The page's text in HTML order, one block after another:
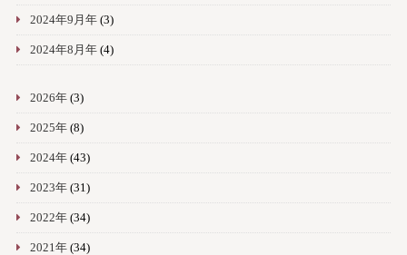
2024年9月年(3)
2024年8月年(4)
2026年(3)
2025年(8)
2024年(43)
2023年(31)
2022年(34)
2021年(34)